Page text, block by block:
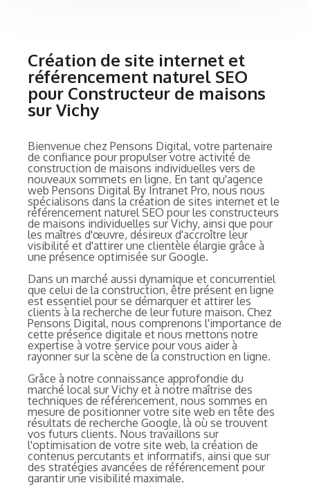
Création de site internet et
référencement naturel SEO
pour Constructeur de maisons
sur Vichy
Bienvenue chez Pensons Digital, votre partenaire
de confiance pour propulser votre activité de
construction de maisons individuelles vers de
nouveaux sommets en ligne. En tant qu'agence
web Pensons Digital By Intranet Pro, nous nous
spécialisons dans la création de sites internet et le
référencement naturel SEO pour les constructeurs
de maisons individuelles sur Vichy, ainsi que pour
les maîtres d'œuvre, désireux d'accroître leur
visibilité et d'attirer une clientèle élargie grâce à
une présence optimisée sur Google.
Dans un marché aussi dynamique et concurrentiel
que celui de la construction, être présent en ligne
est essentiel pour se démarquer et attirer les
clients à la recherche de leur future maison. Chez
Pensons Digital, nous comprenons l'importance de
cette présence digitale et nous mettons notre
expertise à votre service pour vous aider à
rayonner sur la scène de la construction en ligne.
Grâce à notre connaissance approfondie du
marché local sur Vichy et à notre maîtrise des
techniques de référencement, nous sommes en
mesure de positionner votre site web en tête des
résultats de recherche Google, là où se trouvent
vos futurs clients. Nous travaillons sur
l'optimisation de votre site web, la création de
contenus percutants et informatifs, ainsi que sur
des stratégies avancées de référencement pour
garantir une visibilité maximale.